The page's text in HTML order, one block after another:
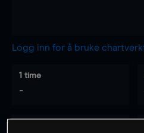
Logg inn for å bruke
1 time
-